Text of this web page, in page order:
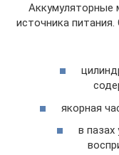
Аккумуляторные
источника
якорная
в